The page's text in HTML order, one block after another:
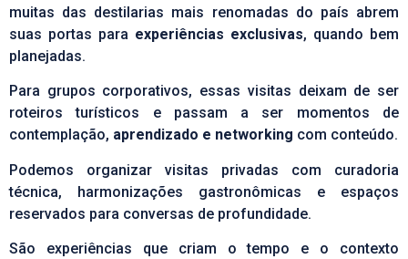
muitas das destilarias mais renomadas do país abrem
suas portas para experiências exclusivas, quando bem
planejadas.
Para grupos corporativos, essas visitas deixam de ser
roteiros turísticos e passam a ser momentos de
contemplação, aprendizado e networking com conteúdo.
Podemos organizar visitas privadas com curadoria
técnica, harmonizações gastronômicas e espaços
reservados para conversas de profundidade.
São experiências que criam o tempo e o contexto